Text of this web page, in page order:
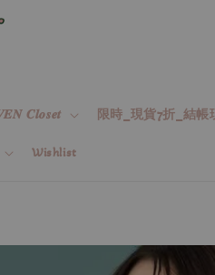
𝑪𝒍𝒐𝒔𝒆𝒕 限時_現貨7折_結帳
Wishlist